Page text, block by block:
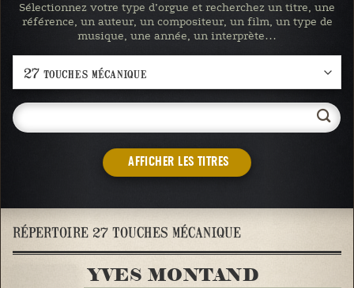
Sélectionnez votre type d’orgue et recherchez un titre, une
référence, un auteur, un compositeur, un film, un type de
musique, une année, un interprète…
AFFICHER LES TITRES
RÉPERTOIRE 27 TOUCHES MÉCANIQUE
YVES MONTAND